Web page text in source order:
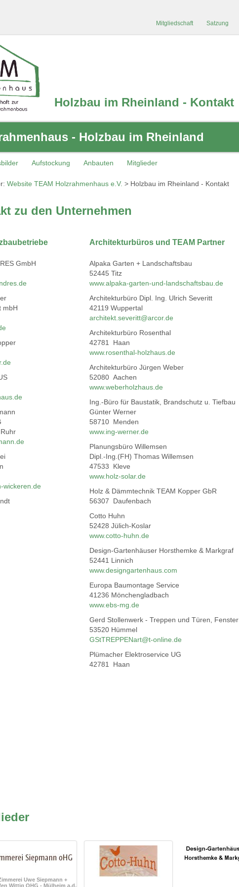
Mitgliedschaft Satzung
Holzbau im Rheinland - Kontakt
- Holzbau im Rheinland
Aufstockung Anbauten Mitglieder
Website TEAM Holzrahmenhaus e.V. > Holzbau im Rheinland - Kontakt
zu den Unternehmen
Architekturbüros und TEAM Partner
GmbH
mbH
wickeren.de
Alpaka Garten + Landschaftsbau
52445 Titz
www.alpaka-garten-und-landschaftsbau.de
Architekturbüro Dipl. Ing. Ulrich Severitt
42119 Wuppertal
architekt.severitt@arcor.de
Architekturbüro Rosenthal
42781 Haan
www.rosenthal-holzhaus.de
Architekturbüro Jürgen Weber
52080 Aachen
www.weberholzhaus.de
Ing.-Büro für Baustatik, Brandschutz u. Tiefbau
Günter Werner
58710 Menden
www.ing-werner.de
Planungsbüro Willemsen
Dipl.-Ing.(FH) Thomas Willemsen
47533 Kleve
www.holz-solar.de
Holz & Dämmtechnik TEAM Kopper GbR
56307 Daufenbach
Cotto Huhn
52428 Jülich-Koslar
www.cotto-huhn.de
Design-Gartenhäuser Horsthemke & Markgraf
52441 Linnich
www.designgartenhaus.com
Europa Baumontage Service
41236 Mönchengladbach
www.ebs-mg.de
Gerd Stollenwerk - Treppen und Türen, Fenster
53520 Hümmel
GStTREPPENart@t-online.de
Plümacher Elektroservice UG
42781 Haan
Uwe Siepmann +
Wittig OHG - Mülheim a.d.